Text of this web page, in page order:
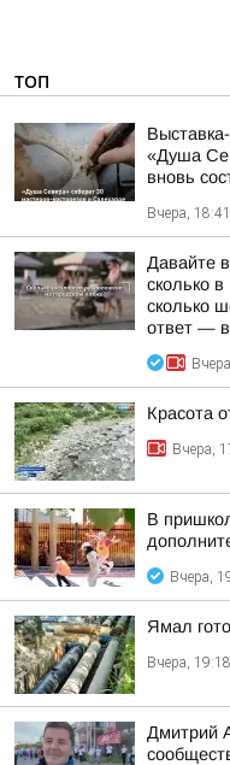
ТОП
Выставка-
«Душа
вновь
Вчера, 18:41
Давайте
сколько
сколько
ответ —
Красота
Вчера,
В
Вчера,
Ямал
Вчера, 19:18
Дмитрий